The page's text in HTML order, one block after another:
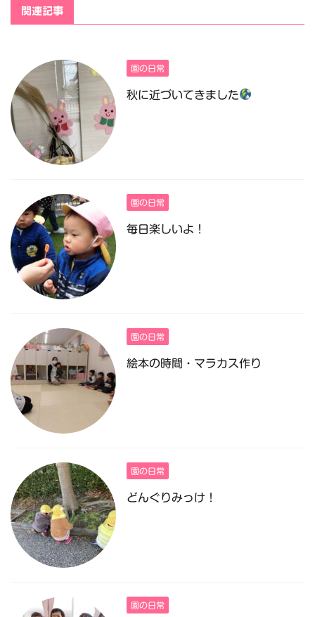
関連記事
園の日常
秋に近づいてきました
園の日常
毎日楽しいよ！
園の日常
絵本の時間・マラカス作り
園の日常
どんぐりみっけ！
園の日常